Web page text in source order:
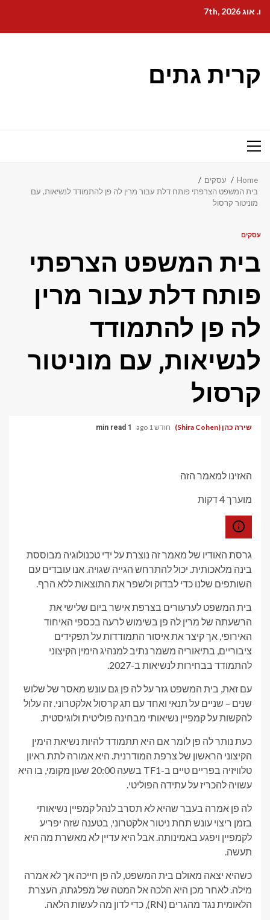
content
ו. אוג 7th, 2026
קרית גתים
Primary
Home
עסקים
בית המשפט הצרפתי פותח דלת עבור מרין לה פן להתמודד לנשיאות, עם
מוניטור קרסול
עסקים
בית המשפט הצרפתי
פותח דלת עבור מרין
לה פן להתמודד
לנשיאות, עם מוניטור
קרסול
שירה כהן (Shira Cohen) חודש 1 ago 1 min read
האזינו למאמר הזה
מוערך 4 דקות
גרסת האודיו של מאמר זה נוצרת על ידי טכנולוגיה מבוססת
בינה מלאכותית. יכול להתרחש הגייה שגויה. אנו עובדים עם
השותפים שלנו כדי לבדוק ולשפר את התוצאות ללא הרף.
בית המשפט לערעורים בצרפת אישר ביום שלישי את
הרשעתה של מרין לה פן בשימוש לרעה בכספי האיחוד
האירופי, אך קיצר את איסור התמודדות על תפקידים
ציבוריים, בתיאוריה משמר נתיב למנהיג הימין הקיצוני
להתמודד בבחירות לנשיאות ב-2027.
עם זאת, בית המשפט גזר על לה פן גם עונש מאסר של שלוש
שנים – שניים על תנאי ואחד עם תג קרסול אלקטרוני. זה עלול
להקשות על קמפיין נשיאותי מבחינה פוליטית ולוגיסטית.
כעת נותר לה פן לומר אם היא תתמודד להיות נשיאת הימין
הקיצוני הראשון של צרפת המודרנית. היא אמורה לתת ראיון
טלוויזיה בפריים טיים ב-TF1 בשעה 20:00 שעון מקומי, בו היא
עשויה להכריז על עתידה הפוליטי.
לה פן אמרה בעבר שהיא לא תסרב לנהל קמפיין נשיאותי
בזמן ריצוי עונש תחת ניטור אלקטרוני, בטענה שזה יפריע
לקמפיין ויפגע באמינותה. אבל היא עדיין לא מאשרת מה היא
תעשה.
כשהיא יצאה מאולם בית המשפט, לה פן חייכה אך לא אמרה
מילה. לאחר מכן היא הלכה אל המטה של ​​מפלגתה, העצרת
הלאומית נגד מהגרים (RN), כדי לדון מה לעשות הלאה.